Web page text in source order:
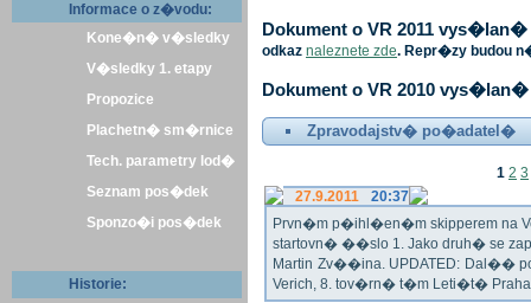
Informace o z�vodu:
Kone�n� v�sledky
V�sledky 1. etapy
Propozice
Plachetn� sm�rnice
Tech. parametry lod�
Seznam pos�dek
Sponzo�i pos�dek
Historie:
Dokument o VR 2011
odkaz naleznete zde. Repr�zy budou
Dokument o VR 2010
Zpravodajstv� po�adatel�
1 2 3
27.9.2011
20:37
Prvn�m p�ihl�en�m skipperem na
startovn� ��slo 1. Jako druh� se
Martin Zv��ina. UPDATED: Dal��
Verich, 8. tov�rn� t�m Leti�t� Praha